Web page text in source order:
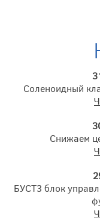
Соленоидный
Снижаем
БУСТ3 блок